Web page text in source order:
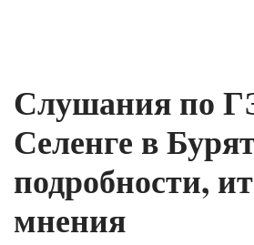
Слушания по
Селенге в
подробности,
мнения